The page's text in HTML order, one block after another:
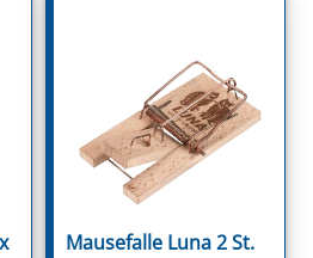
Mausefalle Luna 2 St.